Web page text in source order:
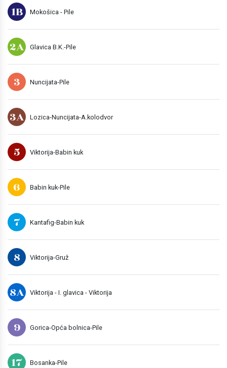
1B Mokošica - Pile
2A Glavica B.K.-Pile
3 Nuncijata-Pile
3A Lozica-Nuncijata-A.kolodvor
5 Viktorija-Babin kuk
6 Babin kuk-Pile
7 Kantafig-Babin kuk
8 Viktorija-Gruž
8A Viktorija - I. glavica - Viktorija
9 Gorica-Opća bolnica-Pile
17 Bosanka-Pile